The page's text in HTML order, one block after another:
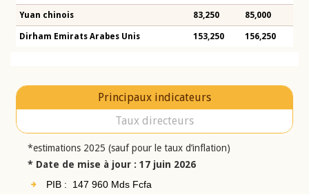
Yuan chinois 83,250 85,000
Dirham Emirats Arabes Unis 153,250 156,250
Principaux indicateurs
Taux directeurs
*estimations 2025 (sauf pour le taux d’inflation)
* Date de mise à jour : 17 juin 2026
PIB : 147 960 Mds Fcfa